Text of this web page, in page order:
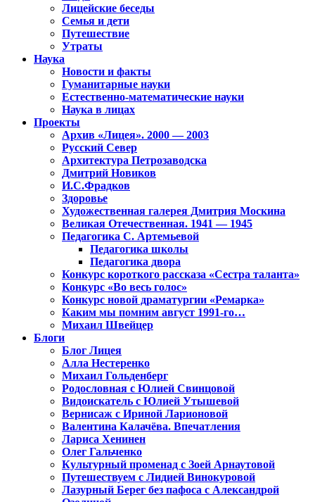
Лицейские беседы
Семья и дети
Путешествие
Утраты
Наука
Новости и факты
Гуманитарные науки
Естественно-математические науки
Наука в лицах
Проекты
Архив «Лицея». 2000 — 2003
Русский Север
Архитектура Петрозаводска
Дмитрий Новиков
И.С.Фрадков
Здоровье
Художественная галерея Дмитрия Москина
Великая Отечественная. 1941 — 1945
Педагогика С. Артемьевой
Педагогика школы
Педагогика двора
Конкурс короткого рассказа «Сестра таланта»
Конкурс «Во весь голос»
Конкурс новой драматургии «Ремарка»
Каким мы помним август 1991-го…
Михаил Швейцер
Блоги
Блог Лицея
Алла Нестеренко
Михаил Гольденберг
Родословная с Юлией Свинцовой
Видоискатель с Юлией Утышевой
Вернисаж с Ириной Ларионовой
Валентина Калачёва. Впечатления
Лариса Хенинен
Олег Гальченко
Культурный променад с Зоей Арнаутовой
Путешествуем с Лидией Винокуровой
Лазурный Берег без пафоса с Александрой